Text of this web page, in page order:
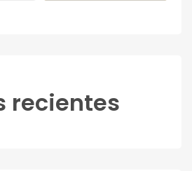
recientes